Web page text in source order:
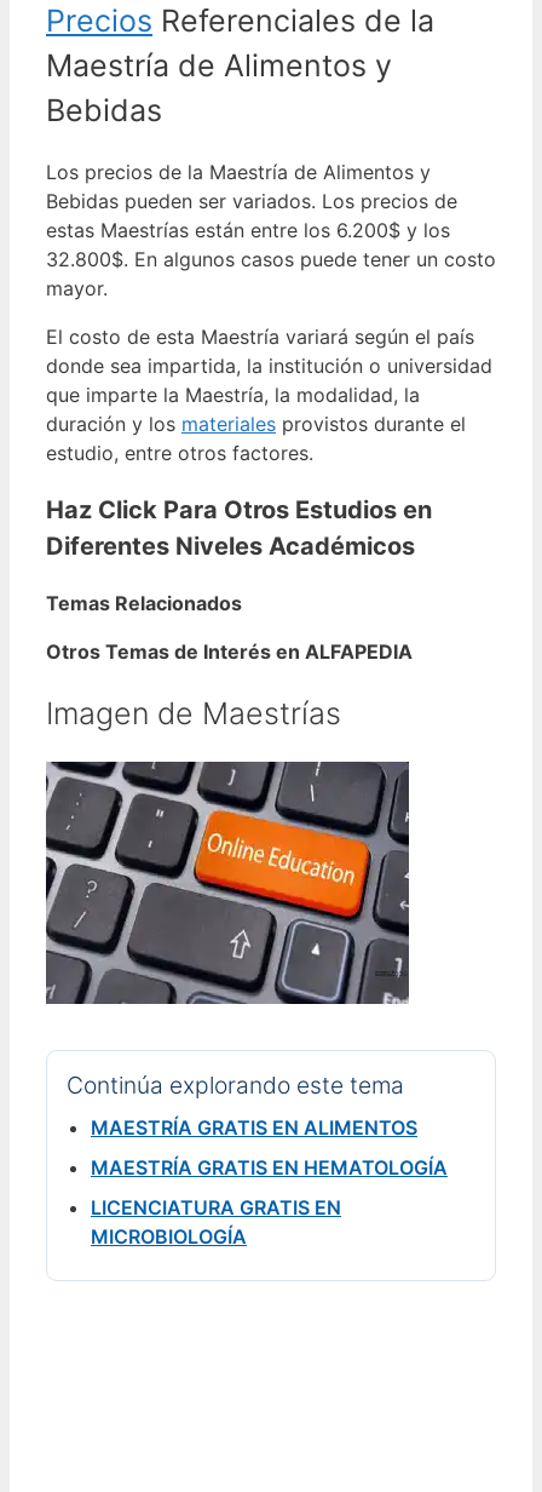
Precios Referenciales de la
Maestría de Alimentos y
Bebidas
Los precios de la Maestría de Alimentos y
Bebidas pueden ser variados. Los precios de
estas Maestrías están entre los 6.200$ y los
32.800$. En algunos casos puede tener un costo
mayor.
El costo de esta Maestría variará según el país
donde sea impartida, la institución o universidad
que imparte la Maestría, la modalidad, la
duración y los materiales provistos durante el
estudio, entre otros factores.
Haz Click Para Otros Estudios en
Diferentes Niveles Académicos
Temas Relacionados
Otros Temas de Interés en ALFAPEDIA
Imagen de Maestrías
Continúa explorando este tema
MAESTRÍA GRATIS EN ALIMENTOS
MAESTRÍA GRATIS EN HEMATOLOGÍA
LICENCIATURA GRATIS EN
MICROBIOLOGÍA